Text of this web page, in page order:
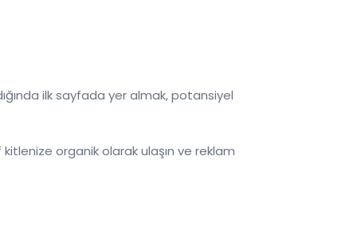
ilk sayfada yer almak, potansiyel
organik olarak ulaşın ve reklam